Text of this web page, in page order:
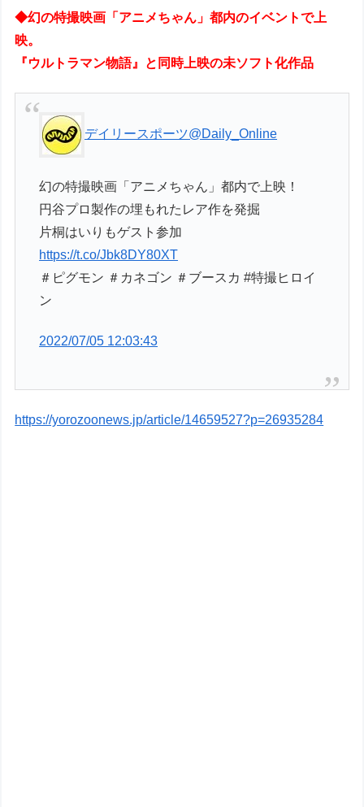
◆幻の特撮映画「アニメちゃん」都内のイベントで上
映。
『ウルトラマン物語』と同時上映の未ソフト化作品
デイリースポーツ@Daily_Online
幻の特撮映画「アニメちゃん」都内で上映！
円谷プロ製作の埋もれたレア作を発掘
片桐はいりもゲスト参加
https://t.co/Jbk8DY80XT
＃ピグモン ＃カネゴン ＃ブースカ #特撮ヒロイ
ン
2022/07/05 12:03:43
https://yorozoonews.jp/article/14659527?p=26935284